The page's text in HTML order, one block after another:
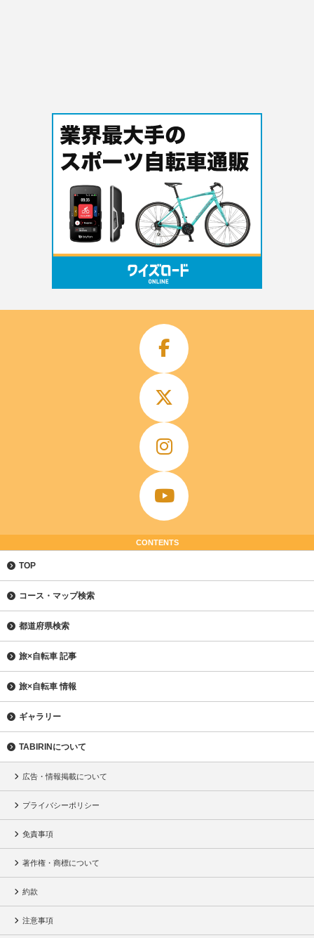
CONTENTS
TOP
コース・マップ検索
都道府県検索
旅×自転車 記事
旅×自転車 情報
ギャラリー
TABIRINについて
広告・情報掲載について
プライバシーポリシー
免責事項
著作権・商標について
約款
注意事項